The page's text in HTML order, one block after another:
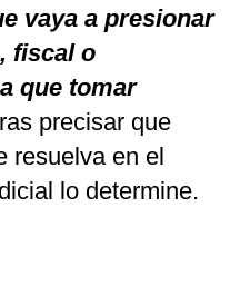
vaya a presionar
fiscal o
que tomar
precisar que
resuelva en el
lo determine.